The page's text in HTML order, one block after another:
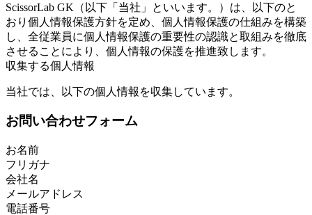
ScissorLab GK（以下「当社」といいます。）は、以下のと
おり個人情報保護方針を定め、個人情報保護の仕組みを構築
し、全従業員に個人情報保護の重要性の認識と取組みを徹底
させることにより、個人情報の保護を推進致します。
収集する個人情報
当社では、以下の個人情報を収集しています。
お問い合わせフォーム
お名前
フリガナ
会社名
メールアドレス
電話番号